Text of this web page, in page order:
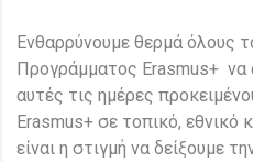
Ενθαρρύνουμε θερμά όλους
Προγράμματος Erasmus+ να
αυτές τις ημέρες
Erasmus+ σε τοπικό, εθνικό
είναι η στιγμή να δείξουμε